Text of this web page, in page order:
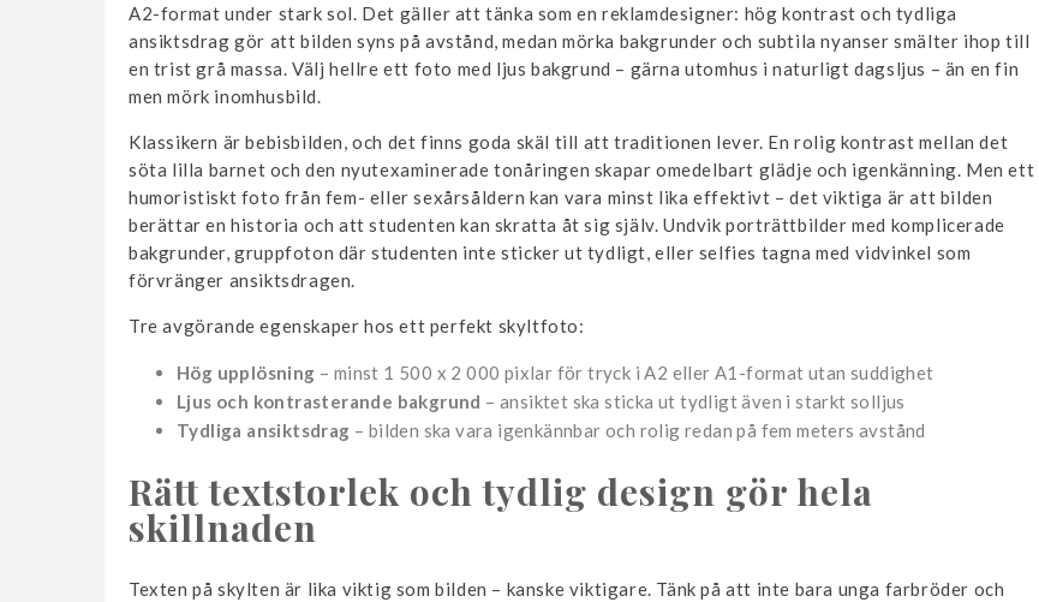
A2-format under stark sol. Det gäller att tänka som en reklamdesigner: hög kontrast och tydliga
ansiktsdrag gör att bilden syns på avstånd, medan mörka bakgrunder och subtila nyanser smälter ihop till
en trist grå massa. Välj hellre ett foto med ljus bakgrund – gärna utomhus i naturligt dagsljus – än en fin
men mörk inomhusbild.
Klassikern är bebisbilden, och det finns goda skäl till att traditionen lever. En rolig kontrast mellan det
söta lilla barnet och den nyutexaminerade tonåringen skapar omedelbart glädje och igenkänning. Men ett
humoristiskt foto från fem- eller sexårsåldern kan vara minst lika effektivt – det viktiga är att bilden
berättar en historia och att studenten kan skratta åt sig själv. Undvik porträttbilder med komplicerade
bakgrunder, grupp­foton där studenten inte sticker ut tydligt, eller selfies tagna med vidvinkel som
förvränger ansiktsdragen.
Tre avgörande egenskaper hos ett perfekt skyltfoto:
Hög upplösning – minst 1 500 x 2 000 pixlar för tryck i A2 eller A1-format utan suddighet
Ljus och kontrasterande bakgrund – ansiktet ska sticka ut tydligt även i starkt solljus
Tydliga ansiktsdrag – bilden ska vara igenkännbar och rolig redan på fem meters avstånd
Rätt textstorlek och tydlig design gör hela
skillnaden
Texten på skylten är lika viktig som bilden – kanske viktigare. Tänk på att inte bara unga farbröder och